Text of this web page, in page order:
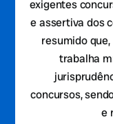
exigentes
e assertiva dos
resumido
trabalha
concursos,
e